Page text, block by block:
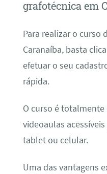
grafotécnica em
Para realizar o curso
Caranaíba, basta
efetuar o seu
rápida.
O curso é
videoaulas
tablet ou celular.
Uma das vantagens